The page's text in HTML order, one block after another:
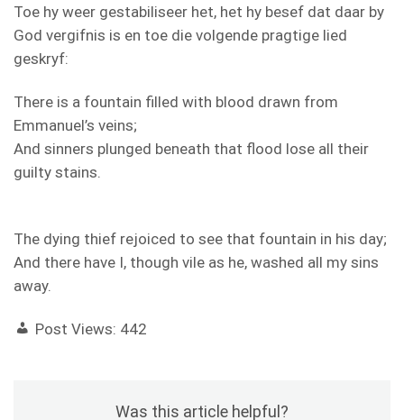
Toe hy weer gestabiliseer het, het hy besef dat daar by
God vergifnis is en toe die volgende pragtige lied
geskryf:
There is a fountain filled with blood drawn from
Emmanuel’s veins;
And sinners plunged beneath that flood lose all their
guilty stains.
The dying thief rejoiced to see that fountain in his day;
And there have I, though vile as he, washed all my sins
away.
Post Views: 442
Was this article helpful?